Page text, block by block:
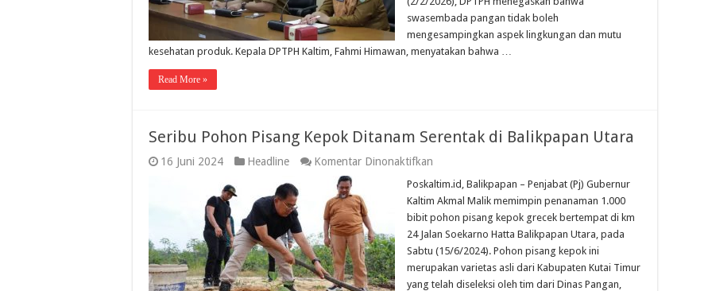
swasembada pangan tidak boleh
mengesampingkan aspek lingkungan dan mutu
kesehatan produk. Kepala DPTPH Kaltim, Fahmi Himawan, menyatakan bahwa …
Read More »
Seribu Pohon Pisang Kepok Ditanam Serentak di Balikpapan Utara
16 Juni 2024 Headline Komentar Dinonaktifkan
Pohon
Pisang
Kepok
Ditanam
Serentak
di
Balikpapan
Utara
Poskaltim.id, Balikpapan – Penjabat (Pj) Gubernur
Kaltim Akmal Malik memimpin penanaman 1.000
bibit pohon pisang kepok grecek bertempat di km
24 Jalan Soekarno Hatta Balikpapan Utara, pada
Sabtu (15/6/2024). Pohon pisang kepok ini
merupakan varietas asli dari Kabupaten Kutai Timur
yang telah diseleksi oleh tim dari Dinas Pangan,